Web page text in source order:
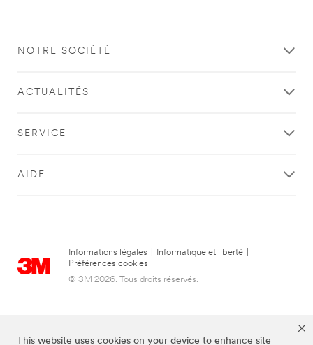
This website uses cookies on your device to enhance site
NOTRE SOCIÉTÉ
ACTUALITÉS
SERVICE
AIDE
Informations légales Informatique et liberté
Préférences cookies
© 3M 2026. Tous droits réservés.